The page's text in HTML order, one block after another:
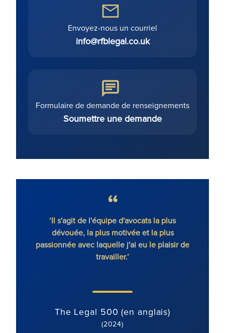
Envoyez-nous un courriel
info@rfblegal.co.uk
Formulaire de demande de renseignements
Soumettre une demande
s'agit de l'équipe d'avocats la plus
la plus motivée et la plus
avec laquelle j'ai eu le plaisir de
Legal 500 (en anglais)
'Ronald Fletcher
contentieux
déterminés et